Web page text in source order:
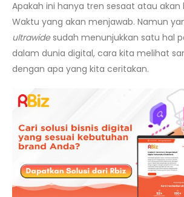
Apakah ini hanya tren sesaat atau
Waktu yang akan menjawab. Namun
ultrawidesudah menunjukkan satu hal
dalam dunia digital, cara kita melihat
dengan apa yang kita ceritakan.